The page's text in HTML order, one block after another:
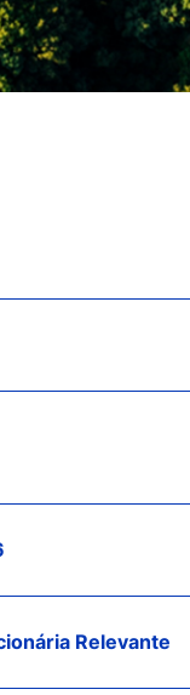
Relevante